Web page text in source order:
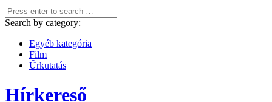
Search by category:
Egyéb kategória
Film
Űrkutatás
Hírkereső